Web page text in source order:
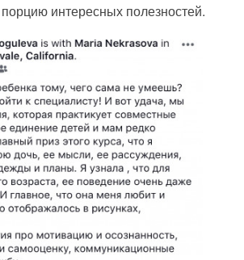
интересных полезностей.